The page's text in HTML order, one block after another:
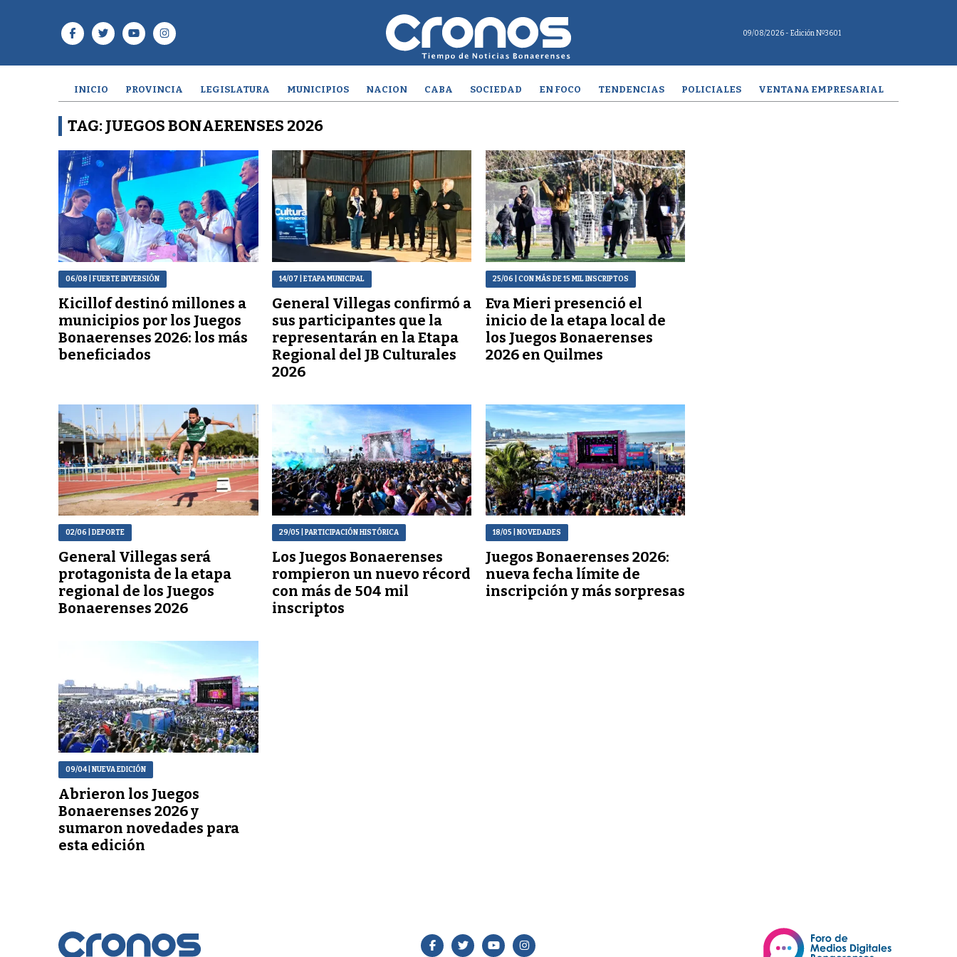
09/08/2026 - Edición Nº3601
INICIO PROVINCIA LEGISLATURA MUNICIPIOS NACION CABA SOCIEDAD EN FOCO TENDENCIAS POLICIALES VENTANA EMPRESARIAL
TAG: JUEGOS BONAERENSES 2026
06/08 | FUERTE INVERSIÓN
Kicillof destinó millones a
municipios por los Juegos
Bonaerenses 2026: los más
beneficiados
14/07 | ETAPA MUNICIPAL
General Villegas confirmó a
sus participantes que la
representarán en la Etapa
Regional del JB Culturales
2026
25/06 | CON MÁS DE 15 MIL INSCRIPTOS
Eva Mieri presenció el
inicio de la etapa local de
los Juegos Bonaerenses
2026 en Quilmes
02/06 | DEPORTE
General Villegas será
protagonista de la etapa
regional de los Juegos
Bonaerenses 2026
29/05 | PARTICIPACIÓN HISTÓRICA
Los Juegos Bonaerenses
rompieron un nuevo récord
con más de 504 mil
inscriptos
18/05 | NOVEDADES
Juegos Bonaerenses 2026:
nueva fecha límite de
inscripción y más sorpresas
09/04| NUEVA EDICIÓN
Abrieron los Juegos
Bonaerenses 2026 y
sumaron novedades para
esta edición